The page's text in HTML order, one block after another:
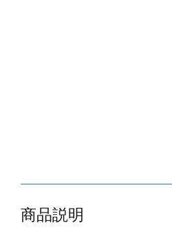
商品説明